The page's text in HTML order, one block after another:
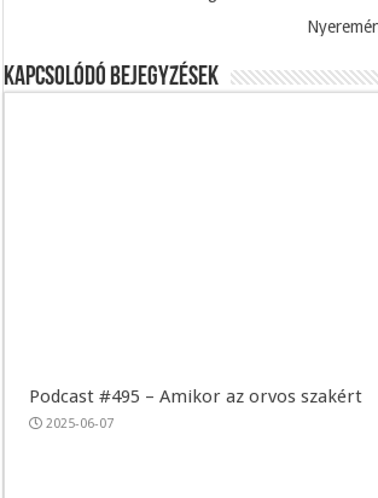
Kapcsolódó bejegyzések
Podcast #495 – Amikor az orvos szakért
2025-06-07